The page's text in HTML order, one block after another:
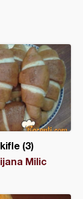
(3)
Milic